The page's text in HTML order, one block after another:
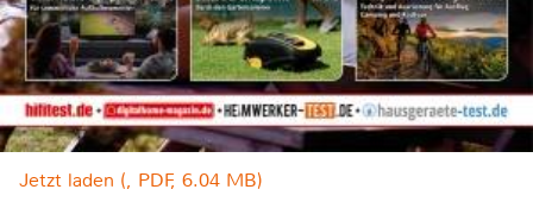
Jetzt laden (, PDF, 6.04 MB)